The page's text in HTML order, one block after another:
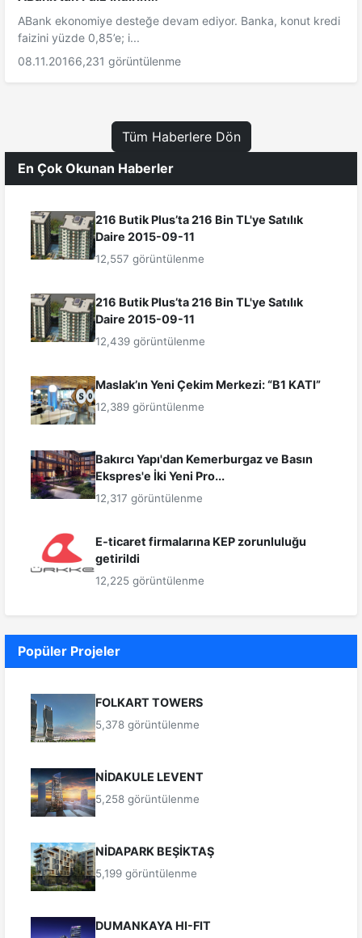
ABank ekonomiye desteğe devam ediyor. Banka, konut kredi
faizini yüzde 0,85’e; i...
08.11.20166,231 görüntülenme
Tüm Haberlere Dön
En Çok Okunan Haberler
216 Butik Plus’ta 216 Bin TL'ye Satılık
Daire 2015-09-11
12,557 görüntülenme
216 Butik Plus’ta 216 Bin TL'ye Satılık
Daire 2015-09-11
12,439 görüntülenme
Maslak’ın Yeni Çekim Merkezi: “B1 KATI”
12,389 görüntülenme
Bakırcı Yapı'dan Kemerburgaz ve Basın
Ekspres'e İki Yeni Pro...
12,317 görüntülenme
E-ticaret firmalarına KEP zorunluluğu
getirildi
12,225 görüntülenme
Popüler Projeler
FOLKART TOWERS
5,378 görüntülenme
NİDAKULE LEVENT
5,258 görüntülenme
NİDAPARK BEŞİKTAŞ
5,199 görüntülenme
DUMANKAYA HI-FIT